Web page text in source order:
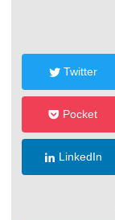
Twitter
Pocket
LinkedIn